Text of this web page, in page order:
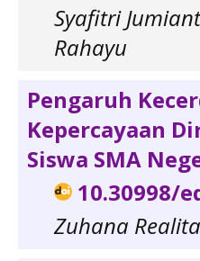
Syafitri
Rahayu
Pengaruh
Kepercayaan
Siswa SMA
10.30998/
Zuhana